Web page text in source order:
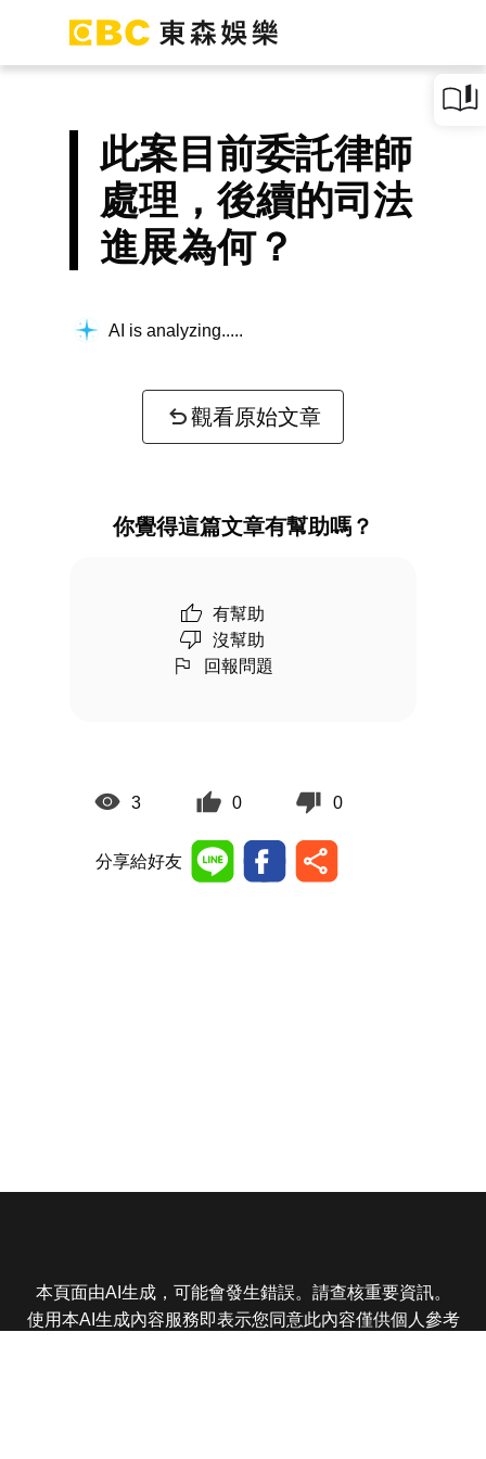
此案目前委託律師
處理，後續的司法
進展為何？
AI is analyzing...
觀看原始文章
你覺得這篇文章有幫助嗎？
有幫助
沒幫助
回報問題
3 0 0
分享給好友
本頁面由AI生成，可能會發生錯誤。請查核重要資訊。
使用本AI生成內容服務即表示您同意此內容僅供個人參考